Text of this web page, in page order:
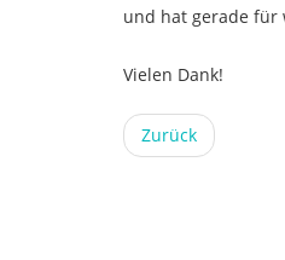
und hat gerade für
Vielen Dank!
Zurück